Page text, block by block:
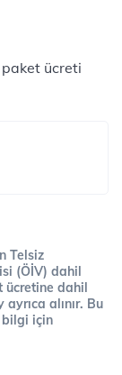
ücreti
Telsiz
(ÖİV) dahil
ücretine dahil
alınır. Bu
bilgi için